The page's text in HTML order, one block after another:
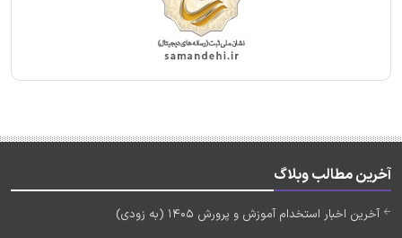
آخرین مطالب وبلاگ
آخرین اخبار استخدام آموزش و پرورش 1405 (به زودی)